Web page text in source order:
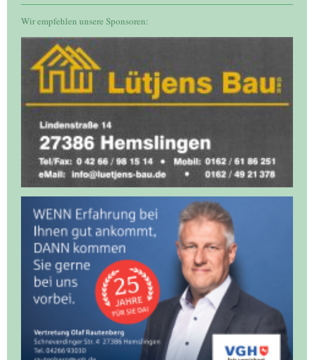
Wir empfehlen unsere Sponsoren: